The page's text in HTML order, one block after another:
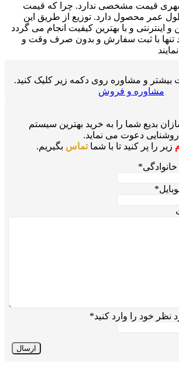
قیمت مشخصی ندارد. چرا که قیمت
عمر محصول دارد. توزیع از طریق این
و با بهترین کیفیت انجام می گردد
تنها با ثبت سفارش و بدون صرف وقت و
و مشاوره روی دکمه زیر کلیک کنید.
مشاوره و فروش
بدیع شما را به خرید بهترین سیستم
دعوت می نماید.
را پر کنید تا با شماتماسبگیریم.
*
*
نظر خود را وارد کنید*